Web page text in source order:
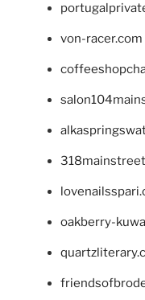
von-racer.com
oakberry-